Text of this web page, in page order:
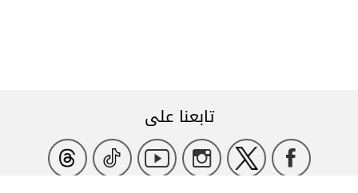
تابعنا على